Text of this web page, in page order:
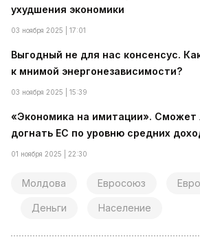
ухудшения экономики
03 ноября 2025 | 17:01
Выгодный не для нас консенсус.
к мнимой энергонезависимости?
03 ноября 2025 | 15:39
«Экономика на имитации». Сможет
догнать ЕС по уровню средних
01 ноября 2025 | 22:30
Молдова Евросоюз
Деньги Население